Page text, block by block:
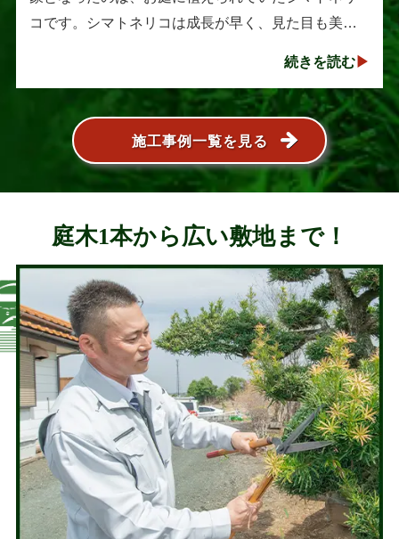
コです。シマトネリコは成長が早く、見た目も美し
続きを読む
施工事例一覧を見る
庭木1本から広い敷地まで！